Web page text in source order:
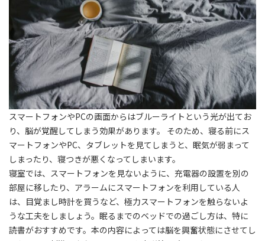
スマートフォンやPCの画面からはブルーライトという光が出てお
り、脳が覚醒してしまう効果があります。 そのため、寝る前にス
マートフォンやPC、タブレットを見てしまうと、眠気が弱まって
しまったり、寝つきが悪くなってしまいます。
寝室では、スマートフォンを見ないように、充電器の設置を別の
部屋に移したり、アラームにスマートフォンを利用している人
は、目覚まし時計を買うなど、極力スマートフォンを触らないよ
うな工夫をしましょう。眠るまでのベッドでの過ごし方は、特に
読書がおすすめです。本の内容によっては脳を興奮状態にさせてし